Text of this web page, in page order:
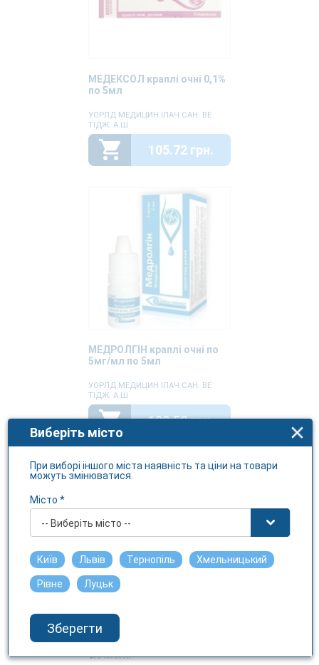
МЕДЕКСОЛ краплі очні 0,1%
по 5мл
УОРЛД МЕДИЦИН ІЛАЧ САН. ВЕ
ТІДЖ. A.Ш
105.72 грн.
МЕДРОЛГІН краплі очні по
5мг/мл по 5мл
УОРЛД МЕДИЦИН ІЛАЧ САН. ВЕ
ТІДЖ. A.Ш
190.58 грн.
ОКОМІКС краплі очні по
7,5мл
ФАРМАК АТ
Виберіть місто
При виборі іншого міста наявність та ціни на товари
можуть змінюватися.
Місто *
-- Виберіть місто --
Київ Львів Тернопіль Хмельницький
Рівне Луцьк
Зберегти